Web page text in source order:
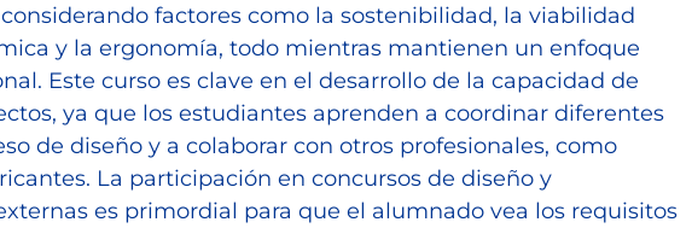
factores como la sostenibilidad, la viabilidad
y la ergonomía, todo mientras mantienen un enfoque
Este curso es clave en el desarrollo de la capacidad de
ya que los estudiantes aprenden a coordinar diferentes
de diseño y a colaborar con otros profesionales, como
La participación en concursos de diseño y
es primordial para que el alumnado vea los requisitos